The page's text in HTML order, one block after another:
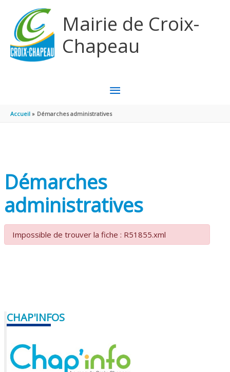
Mairie de Croix-
Chapeau
MENU
PRINCIPAL
Accueil Démarches administratives
Démarches
administratives
Impossible de trouver la fiche : R51855.xml
CHAP'INFOS